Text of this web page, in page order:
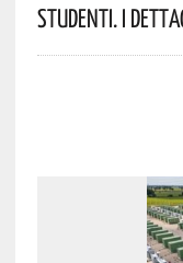
Studenti. I